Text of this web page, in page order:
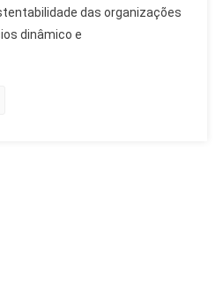
das organizações
dinâmico e